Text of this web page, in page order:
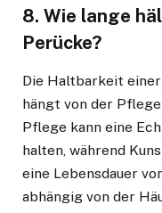
8. Wie lange
Perücke?
Die Haltbarkeit
hängt von der
Pflege kann eine
halten, während
eine Lebensdauer
abhängig von der